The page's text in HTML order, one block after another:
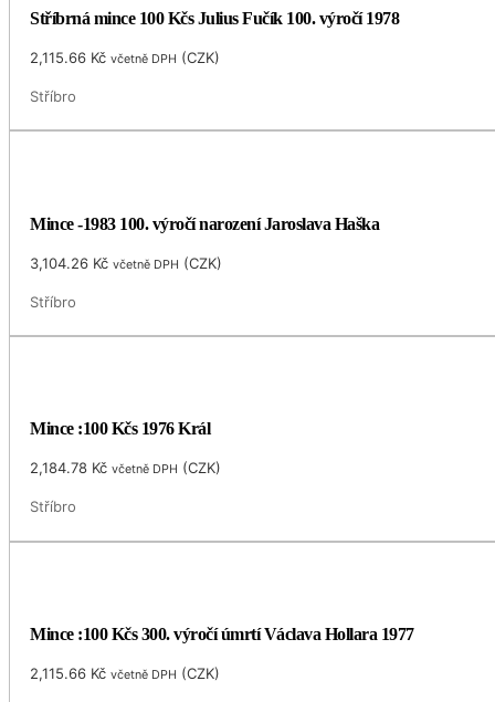
Stříbrná mince 100 Kčs Julius Fučík 100. výročí 1978
2,115.66 Kč včetně DPH (CZK)
Stříbro
Mince -1983 100. výročí narození Jaroslava Haška
3,104.26 Kč včetně DPH (CZK)
Stříbro
Mince :100 Kčs 1976 Král
2,184.78 Kč včetně DPH (CZK)
Stříbro
Mince :100 Kčs 300. výročí úmrtí Václava Hollara 1977
2,115.66 Kč včetně DPH (CZK)